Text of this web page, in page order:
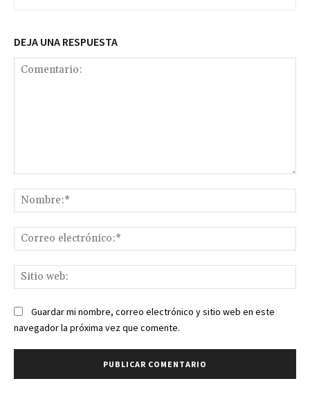
DEJA UNA RESPUESTA
Guardar mi nombre, correo electrónico y sitio web en este
navegador la próxima vez que comente.